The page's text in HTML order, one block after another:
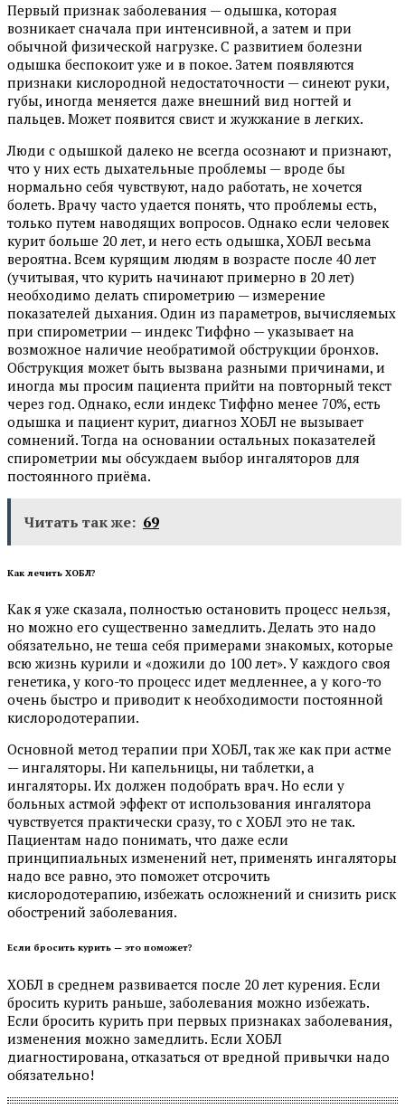
Первый признак заболевания — одышка, которая
возникает сначала при интенсивной, а затем и при
обычной физической нагрузке. С развитием болезни
одышка беспокоит уже и в покое. Затем появляются
признаки кислородной недостаточности — синеют руки,
губы, иногда меняется даже внешний вид ногтей и
пальцев. Может появится свист и жужжание в легких.
Люди с одышкой далеко не всегда осознают и признают,
что у них есть дыхательные проблемы — вроде бы
нормально себя чувствуют, надо работать, не хочется
болеть. Врачу часто удается понять, что проблемы есть,
только путем наводящих вопросов. Однако если человек
курит больше 20 лет, и него есть одышка, ХОБЛ весьма
вероятна. Всем курящим людям в возрасте после 40 лет
(учитывая, что курить начинают примерно в 20 лет)
необходимо делать спирометрию — измерение
показателей дыхания. Один из параметров, вычисляемых
при спирометрии — индекс Тиффно — указывает на
возможное наличие необратимой обструкции бронхов.
Обструкция может быть вызвана разными причинами, и
иногда мы просим пациента прийти на повторный текст
через год. Однако, если индекс Тиффно менее 70%, есть
одышка и пациент курит, диагноз ХОБЛ не вызывает
сомнений. Тогда на основании остальных показателей
спирометрии мы обсуждаем выбор ингаляторов для
постоянного приёма.
Читать так же: 69
Как лечить ХОБЛ?
Как я уже сказала, полностью остановить процесс нельзя,
но можно его существенно замедлить. Делать это надо
обязательно, не теша себя примерами знакомых, которые
всю жизнь курили и «дожили до 100 лет». У каждого своя
генетика, у кого-то процесс идет медленнее, а у кого-то
очень быстро и приводит к необходимости постоянной
кислородотерапии.
Основной метод терапии при ХОБЛ, так же как при астме
— ингаляторы. Ни капельницы, ни таблетки, а
ингаляторы. Их должен подобрать врач. Но если у
больных астмой эффект от использования ингалятора
чувствуется практически сразу, то с ХОБЛ это не так.
Пациентам надо понимать, что даже если
принципиальных изменений нет, применять ингаляторы
надо все равно, это поможет отсрочить
кислородотерапию, избежать осложнений и снизить риск
обострений заболевания.
Если бросить курить — это поможет?
ХОБЛ в среднем развивается после 20 лет курения. Если
бросить курить раньше, заболевания можно избежать.
Если бросить курить при первых признаках заболевания,
изменения можно замедлить. Если ХОБЛ
диагностирована, отказаться от вредной привычки надо
обязательно!